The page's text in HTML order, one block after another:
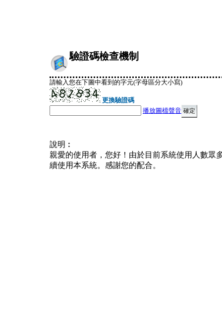
驗證碼檢查機制
請輸入您在下圖中看到的字元(字母區分大小寫)
更換驗證碼
播放圖檔聲音
說明︰
親愛的使用者，您好！由於目前系統使用人數眾
續使用本系統。感謝您的配合。